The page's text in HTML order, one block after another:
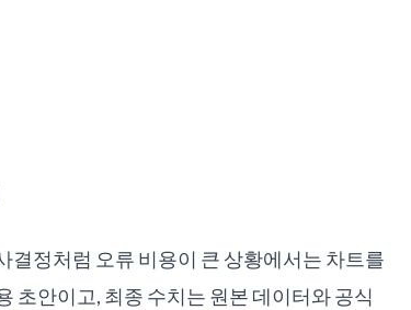
결정처럼 오류 비용이 큰 상황에서는 차트를
초안이고, 최종 수치는 원본 데이터와 공식